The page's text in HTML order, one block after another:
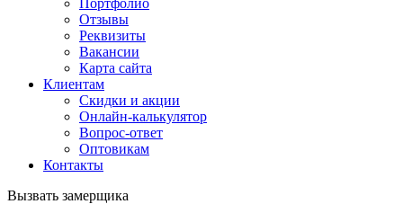
Портфолио
Отзывы
Реквизиты
Вакансии
Карта сайта
Клиентам
Скидки и акции
Онлайн-калькулятор
Вопрос-ответ
Оптовикам
Контакты
Вызвать замерщика